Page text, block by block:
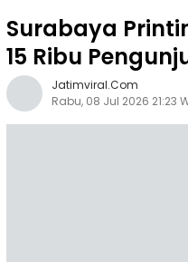
Surabaya
15 Ribu
Jatimviral.com
Rabu, 08 Jul 2026 21:23